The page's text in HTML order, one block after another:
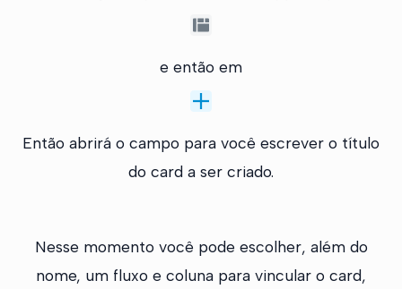
e então em
Então abrirá o campo para você escrever o título
do card a ser criado.
Nesse momento você pode escolher, além do
nome, um fluxo e coluna para vincular o card,